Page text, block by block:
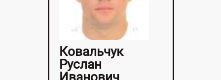
Ковальчук
Руслан